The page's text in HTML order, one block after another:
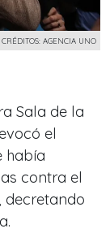
CRÉDITOS: AGENCIA UNO
Sala de la
el
había
contra el
decretando